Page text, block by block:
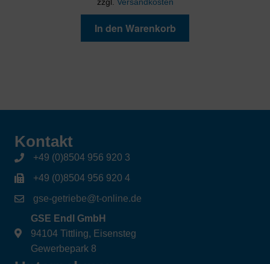
zzgl. Versandkosten
In den Warenkorb
Kontakt
+49 (0)8504 956 920 3
+49 (0)8504 956 920 4
gse-getriebe@t-online.de
GSE Endl GmbH
94104 Tittling, Eisensteg
Gewerbepark 8